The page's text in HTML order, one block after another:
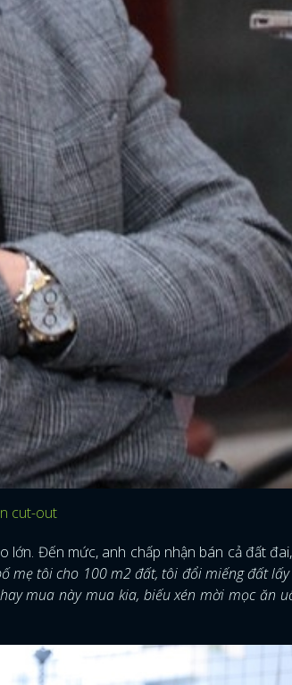
cut-out
lớn. Đến mức, anh chấp nhận bán cả đất
mẹ tôi cho 100 m2 đất, tôi đổi miếng đất
mua này mua kia, biếu xén mời mọc ăn